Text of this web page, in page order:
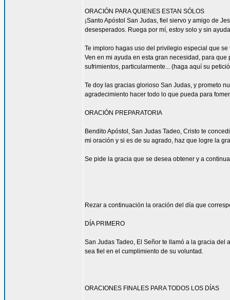
ORACIÓN PARA QUIENES ESTAN SÓLOS
¡Santo Apóstol San Judas, fiel siervo y amigo de
desesperados. Ruega por mí, estoy solo y sin
Te imploro hagas uso del privilegio especial que
Ven en mi ayuda en esta gran necesidad, para
sufrimientos, particularmente... (haga aquí su
Te doy las gracias glorioso San Judas, y prometo
agradecimiento hacer todo lo que pueda para
ORACIÓN PREPARATORIA
Bendito Apóstol, San Judas Tadeo, Cristo te
mi oración y si es de su agrado, haz que logre la
Se pide la gracia que se desea obtener y a
Rezar a continuación la oración del día que
DÍA PRIMERO
San Judas Tadeo, El Señor te llamó a la gracia
sea fiel en el cumplimiento de su voluntad.
ORACIONES FINALES PARA TODOS LOS DÍAS